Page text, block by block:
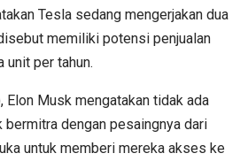
Tesla sedang mengerjakan dua
memiliki potensi penjualan
unit per tahun.
Musk mengatakan tidak ada
dengan pesaingnya dari
untuk memberi mereka akses ke